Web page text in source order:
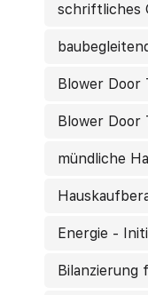
schriftliches
Blower Door
Blower Door
mündliche
Energie -
Bilanzierung